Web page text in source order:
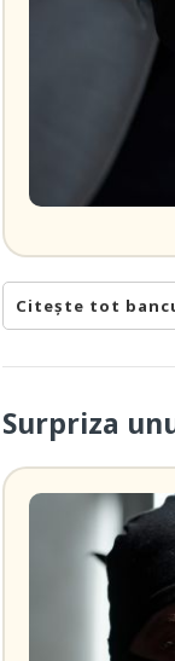
Citește tot
Surpriza